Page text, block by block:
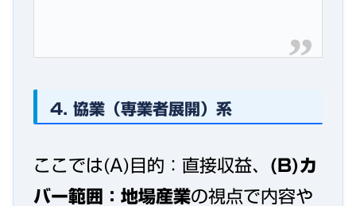
4. 協業（専業者展開）系
ここでは(A)目的：直接収益、 (B)カ
バー範囲：地場産業の視点で内容や